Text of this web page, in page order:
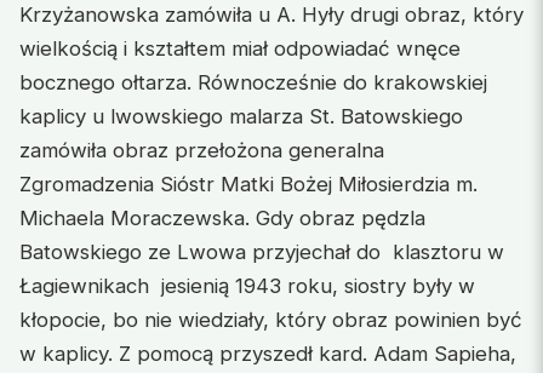
Krzyżanowska zamówiła u A. Hyły drugi obraz, który
wielkością i kształtem miał odpowiadać wnęce
bocznego ołtarza. Równocześnie do krakowskiej
kaplicy u lwowskiego malarza St. Batowskiego
zamówiła obraz przełożona generalna
Zgromadzenia Sióstr Matki Bożej Miłosierdzia m.
Michaela Moraczewska. Gdy obraz pędzla
Batowskiego ze Lwowa przyjechał do klasztoru w
Łagiewnikach jesienią 1943 roku, siostry były w
kłopocie, bo nie wiedziały, który obraz powinien być
w kaplicy. Z pomocą przyszedł kard. Adam Sapieha,